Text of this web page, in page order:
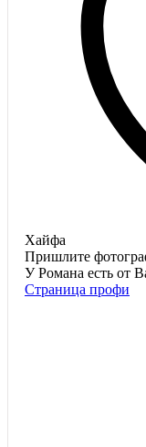
Хайфа
Пришлите
У Романа есть от
Страница профи